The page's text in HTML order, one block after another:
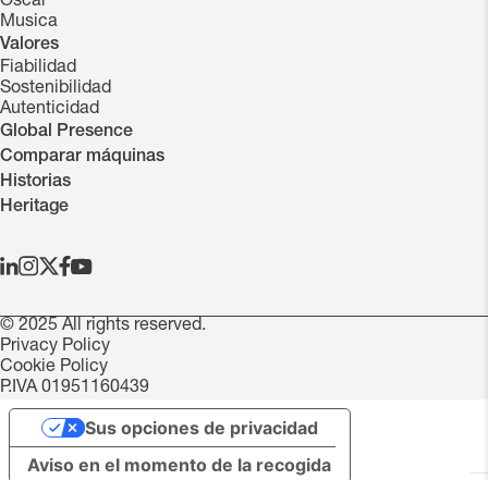
Musica
Valores
Fiabilidad
Sostenibilidad
Autenticidad
Global Presence
Comparar máquinas
Historias
Heritage
© 2025 All rights reserved.
Privacy Policy
Cookie Policy
P.IVA 01951160439
Aviso en el momento de la recogida
Sus opciones de privacidad